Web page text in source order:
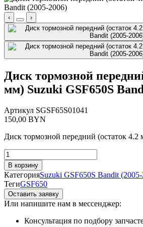
‹ ›
Диск тормозной
мм) Suzuki GSF650S
Артикул SGSF65S01041
150,00 BYN
Диск тормозной передний (остаток 4.2
Количество
товара
Диск
тормозной
передний
(остаток
4.2
В корзину
КатегорияSuzuki GSF650S Bandit
ТегиGSF650
Оставить заявку
Или напишите нам в мессенджер:
Консультация по подбору